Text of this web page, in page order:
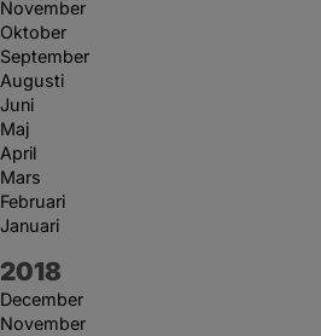
November
Oktober
September
Augusti
Juni
Maj
April
Mars
Februari
Januari
År:
2018
December
November